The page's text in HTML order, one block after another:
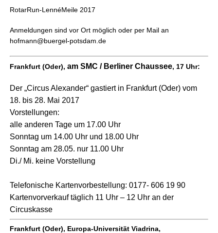
RotarRun-LennéMeile 2017
Anmeldungen sind vor Ort möglich oder per Mail an
hofmann@buergel-potsdam.de
Frankfurt (Oder), am SMC / Berliner Chaussee, 17 Uhr:
Der „Circus Alexander“ gastiert in Frankfurt (Oder) vom
18. bis 28. Mai 2017
Vorstellungen:
alle anderen Tage um 17.00 Uhr
Sonntag um 14.00 Uhr und 18.00 Uhr
Sonntag am 28.05. nur 11.00 Uhr
Di./ Mi. keine Vorstellung
Telefonische Kartenvorbestellung: 0177- 606 19 90
Kartenvorverkauf täglich 11 Uhr – 12 Uhr an der
Circuskasse
Frankfurt (Oder), Europa-Universität Viadrina,